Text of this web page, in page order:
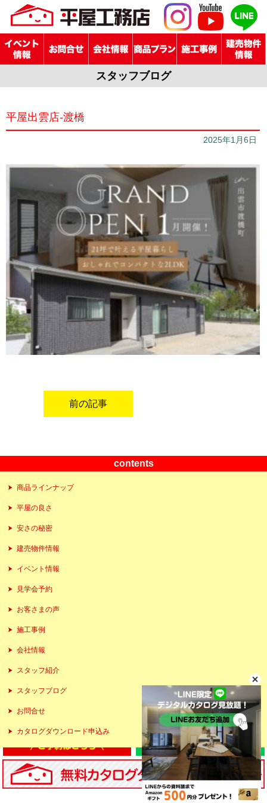
スタッフブログ
平屋出雲店-渡橋
2025年1月6日
前の記事
contents
商品ラインナップ
平屋の良さ
安さの秘密
建売物件情報
イベント情報
見学会予約
お客さまの声
施工事例
会社情報
スタッフ紹介
スタッフブログ
お問合せ
カタログダウンロード申込み